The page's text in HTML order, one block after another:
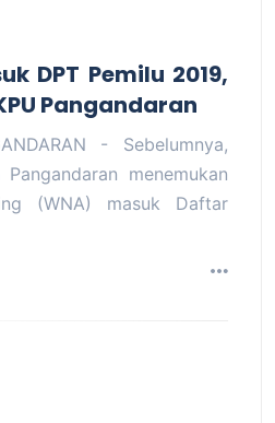
DPT Pemilu 2019,
Pangandaran
- Sebelumnya,
menemukan
(WNA) masuk Daftar